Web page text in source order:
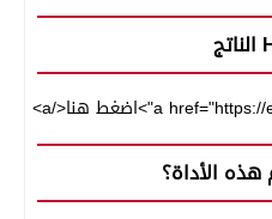
الأداة؟